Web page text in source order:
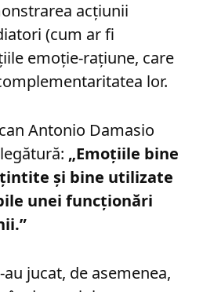
acțiunii
(cum ar fi
emoție-rațiune, care
lor.
Antonio Damasio
„Emoțiile bine
și bine utilizate
unei funcționări
jucat, de asemenea,